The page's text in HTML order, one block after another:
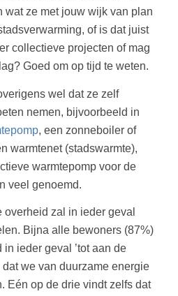
wat ze met jouw wijk van plan
of is dat juist
collectieve projecten of mag
Goed om op tijd te weten.
wel dat ze zelf
nemen, bijvoorbeeld in
, een zonneboiler of
warmtenet (stadswarmte),
warmtepomp voor de
veel genoemd.
zal in ieder geval
Bijna alle bewoners (87%)
ieder geval ’tot aan de
dat we van duurzame energie
Eén op de drie vindt zelfs dat